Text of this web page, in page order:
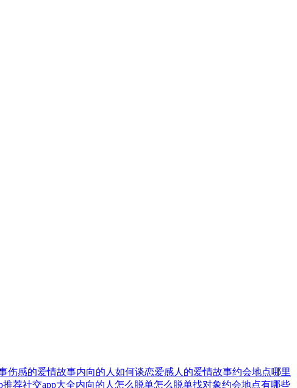
伤感的爱情故事内向的人如何谈恋爱感人的爱情故事约会地点哪里
推荐社交app大全内向的人怎么脱单怎么脱单找对象约会地点有哪些